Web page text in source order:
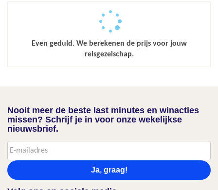
Even geduld. We berekenen de prijs voor jouw
reisgezelschap.
Nooit meer de beste last minutes en winacties
missen? Schrijf je in voor onze wekelijkse
nieuwsbrief.
Ja, graag!